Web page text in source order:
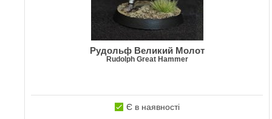
Рудольф Великий Молот
Rudolph Great Hammer
Є в наявності